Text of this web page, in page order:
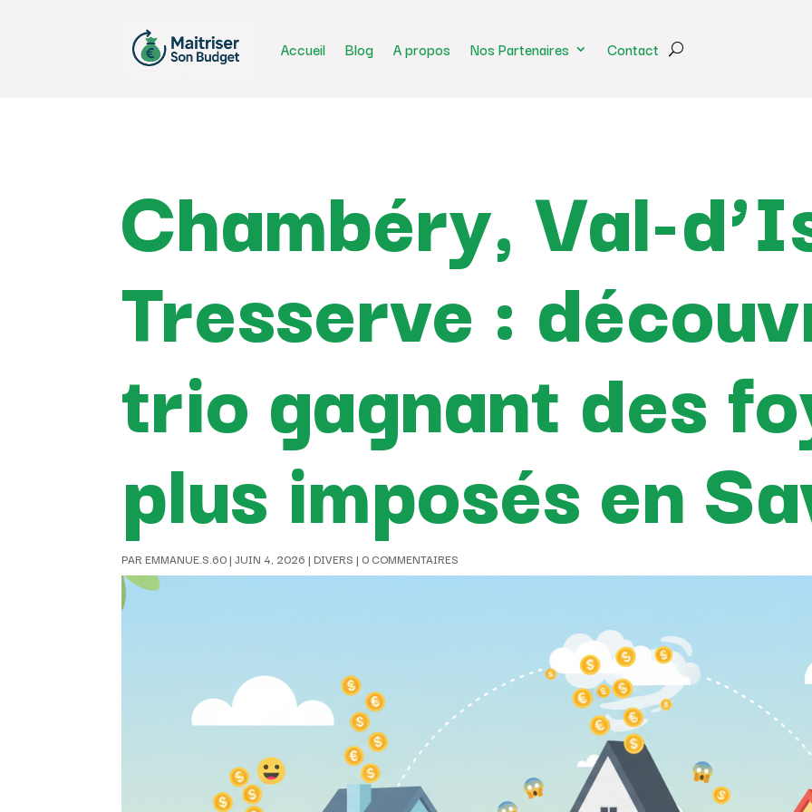
Accueil Blog A propos Nos Partenaires Contact
Chambéry, Val-
Tresserve :
trio gagnant des
plus imposés en
PAREMMANUE.S.60|JUIN 4, 2026 |DIVERS | 0 COMMENTAIRES